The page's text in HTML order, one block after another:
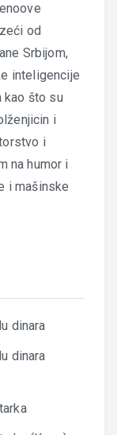
od
Srbijom,
inteligencije
kao što su
i
i
na humor i
i mašinske
dinara
dinara